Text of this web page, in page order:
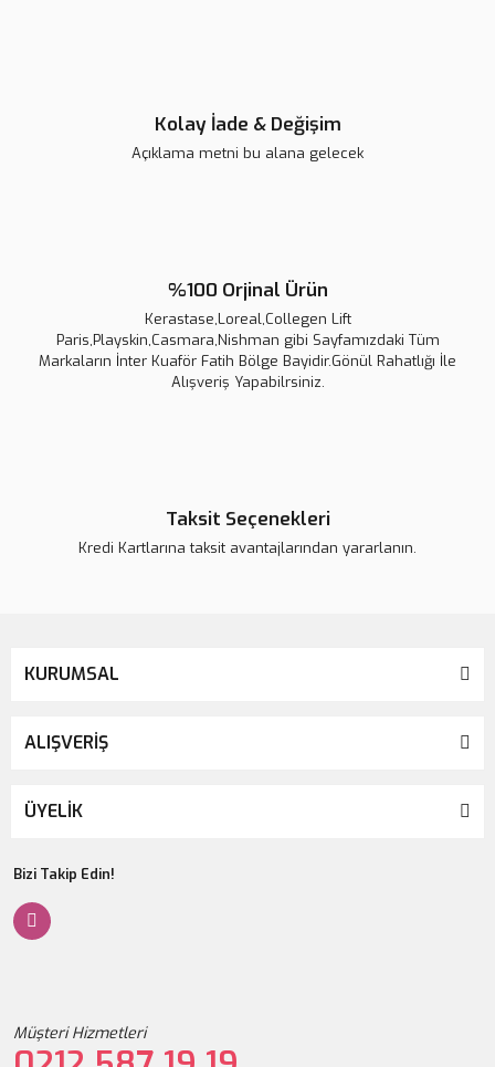
Kerastase Densifique Bain Densite Homme Erkeklere Özel Yoğunlaştırıcı
Kolay İade & Değişim
Açıklama metni bu alana gelecek
%100 Orjinal Ürün
Kerastase,Loreal,Collegen Lift
Paris,Playskin,Casmara,Nishman gibi Sayfamızdaki Tüm
Markaların İnter Kuaför Fatih Bölge Bayidir.Gönül Rahatlığı İle
Alışveriş Yapabilrsiniz.
Taksit Seçenekleri
Kredi Kartlarına taksit avantajlarından yararlanın.
KURUMSAL
ALIŞVERİŞ
ÜYELİK
Bizi Takip Edin!
Müşteri Hizmetleri